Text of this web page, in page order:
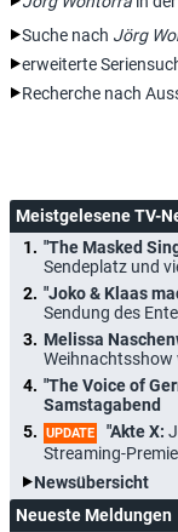
Suche nach Jörg
erweiterte
Recherche nach
Meistgelesene TV-
"The Masked
Sendeplatz und
"Joko & Klaas
Sendung des
Melissa
Weihnachtsshow
"The Voice of
Samstagabend
UPDATE "Akte X:
Streaming-
Newsübersicht
Neueste Meldungen